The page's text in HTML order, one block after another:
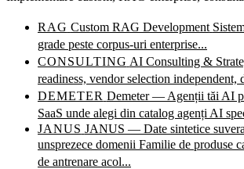
RAG Custom RAG Development
grade peste corpus-uri enterprise...
CONSULTING AI Consulting &
readiness, vendor selection independent,
DEMETER Demeter — Agenții tăi AI
SaaS unde alegi din catalog agenți AI
JANUS JANUS — Date sintetice
unsprezece domenii Familie de produse
de antrenare acol...